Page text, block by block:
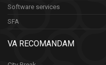
Software services
SFA
VA RECOMANDAM